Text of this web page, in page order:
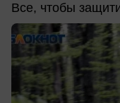
Все, чтобы